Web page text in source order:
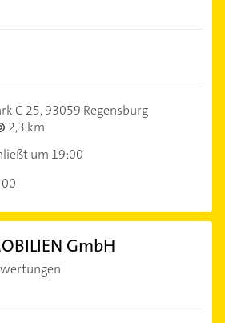
C 25,93059 Regensburg
2,3 km
um 19:00
GmbH